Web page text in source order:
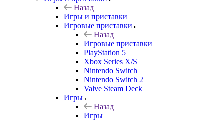
Назад
Игры и приставки
Игровые приставки
Назад
Игровые приставки
PlayStation 5
Xbox Series X/S
Nintendo Switch
Nintendo Switch 2
Valve Steam Deck
Игры
Назад
Игры